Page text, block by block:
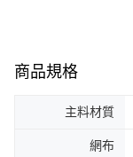
商品規格
主料材質
網布